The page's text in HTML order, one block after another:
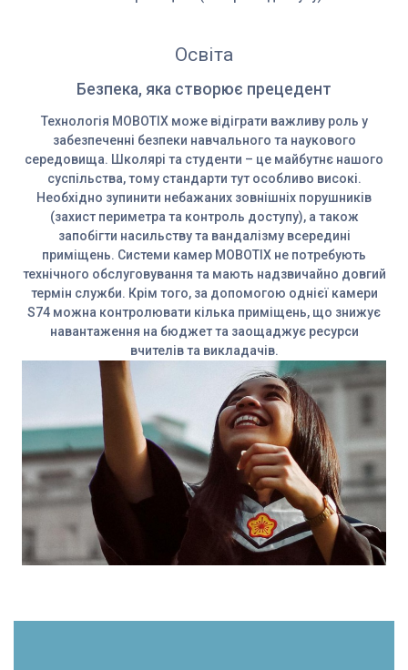
Освіта
Безпека, яка створює прецедент
Технологія MOBOTIX може відіграти важливу роль у
забезпеченні безпеки навчального та наукового
середовища. Школярі та студенти – це майбутнє нашого
суспільства, тому стандарти тут особливо високі.
Необхідно зупинити небажаних зовнішніх порушників
(захист периметра та контроль доступу), а також
запобігти насильству та вандалізму всередині
приміщень. Системи камер MOBOTIX не потребують
технічного обслуговування та мають надзвичайно довгий
термін служби. Крім того, за допомогою однієї камери
S74 можна контролювати кілька приміщень, що знижує
навантаження на бюджет та заощаджує ресурси
вчителів та викладачів.